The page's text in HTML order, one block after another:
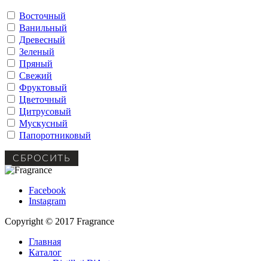
Восточный
Ванильный
Древесный
Зеленый
Пряный
Свежий
Фруктовый
Цветочный
Цитрусовый
Мускусный
Папоротниковый
СБРОСИТЬ
Facebook
Instagram
Copyright © 2017 Fragrance
Главная
Каталог